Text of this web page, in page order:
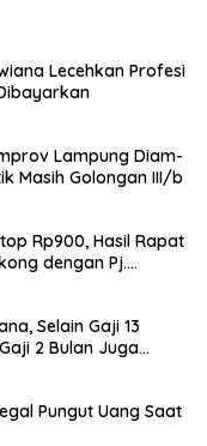
Lecehkan Profesi
Lampung Diam-
Masih Golongan III/b
Rp900, Hasil Rapat
dengan Pj.
Selain Gaji 13
2 Bulan Juga
Pungut Uang Saat